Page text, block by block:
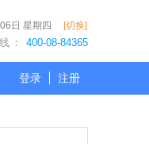
日 星期四 [切换]
： 400-08-84365
登录 注册